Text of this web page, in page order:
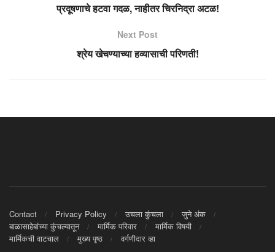
प्रदूषणाचे हटवा गदळ, नाहीतर चिरनिद्रा अटळ!
Next Post
श्रेय खेचण्याच्या हव्यासाची परिणती!
Contact Privacy Policy उचला कुंचला
जुने अंक
बाळासाहेबांच्या कुंचल्यातून
मार्मिक परिवार
मार्मिक विषयी
मार्मिकची वाटचाल
मुख्य पृष्ठ वर्गणीदार व्हा